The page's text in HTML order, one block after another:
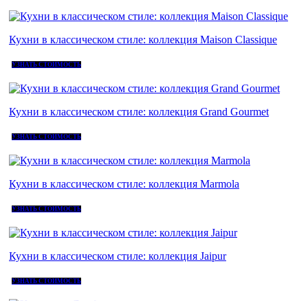
Кухни в классическом стиле: коллекция Maison Classique
УЗНАТЬ СТОИМОСТЬ
Кухни в классическом стиле: коллекция Grand Gourmet
УЗНАТЬ СТОИМОСТЬ
Кухни в классическом стиле: коллекция Marmola
УЗНАТЬ СТОИМОСТЬ
Кухни в классическом стиле: коллекция Jaipur
УЗНАТЬ СТОИМОСТЬ